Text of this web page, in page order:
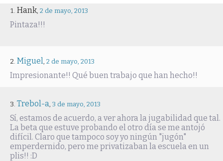
Hank, 2 de mayo, 2013
Pintaza!!!
Miguel, 2 de mayo, 2013
Impresionante!! Qué buen trabajo que han hecho!!
Trebol-a, 3 de mayo, 2013
Sí, estamos de acuerdo, a ver ahora la jugabilidad que tal.
La beta que estuve probando el otro día se me antojó
difícil. Claro que tampoco soy yo ningún "jugón"
emperdernido, pero me privatizaban la escuela en un
plis!! :D